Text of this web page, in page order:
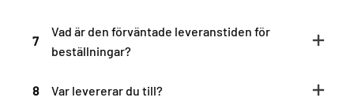
7
Vad är den förväntade leveranstiden för
beställningar?
8 Var levererar du till?